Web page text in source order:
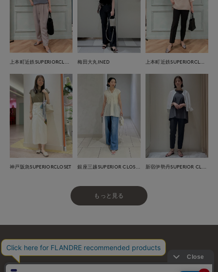
梅田大丸INED
神戸阪急SUPERIORCLOSET
もっと見る